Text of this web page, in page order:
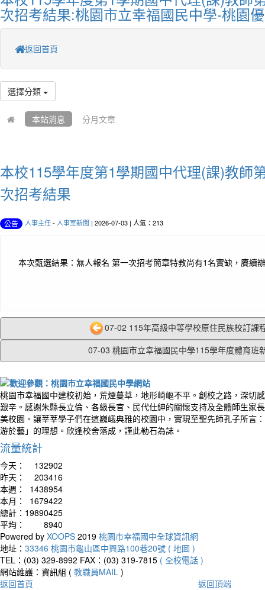
次招考結果:桃園市立幸福國民中學-桃園
返回首頁
選擇分類
本站消息 分月文章
本校115學年度第1學期國中代理(課)教師
次招考結果
公告 人事主任- 人事室新聞 | 2026-07-03 | 人氣：213
本次甄選結果：無人報名 第一次招考簡章特教尚有1名實缺，賡續
07-02 115年高級中等學校原住民族校訂課
07-03 桃園市立幸福國民中學115學年度體育班
桃園市幸福國中建校初始，荒煙蔓草，地形崎嶇不平。創校之路，深切
艱辛。感謝朱縣長立倫、各級長官、民代仕紳的關懷支持及全體師生家
美校園。讓莘莘學子們在這巍峨典雅的校園中，實現至聖先師孔子所言
游於藝」的理想。欣逢校舍落成，謹此勒石為誌。
流量統計
今天：
132902
昨天：
203416
本週：
1438954
本月：
1679422
總計： 19890425
平均：
8940
Powered by XOOPS 2019 桃園市幸福國中全球資訊網
地址： 33346 桃園市龜山區中興路100巷20號 ( 地圖 )
TEL：(03) 329-8992 FAX：(03) 319-7815 ( 全校電話 )
網站維護：資訊組 ( 教職員MAIL )
返回首頁
返回頂端